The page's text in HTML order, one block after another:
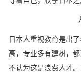
日本人重视教育是出
高，专业多有建树，
不认为这是浪费人才